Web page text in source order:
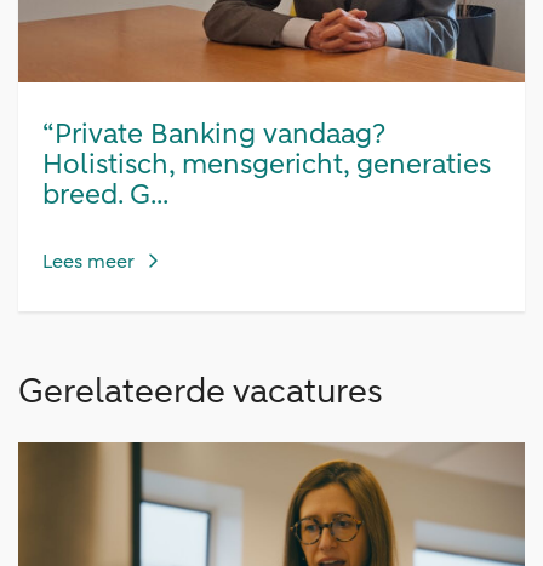
“Private Banking vandaag?
Holistisch, mensgericht, generaties
breed. G...
Lees meer
Gerelateerde vacatures